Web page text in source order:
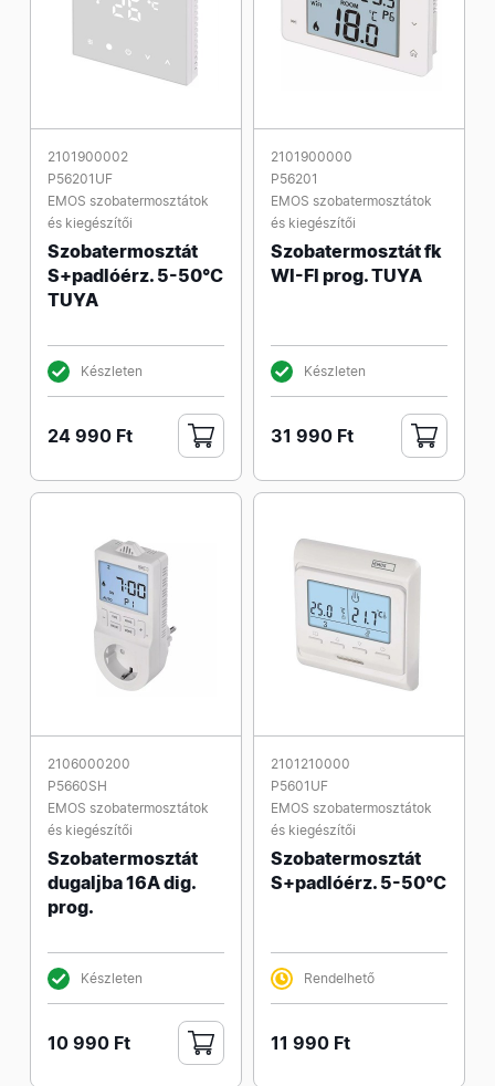
2101900002
P56201UF
EMOS szobatermosztátok
és kiegészítői
Szobatermosztát
S+padlóérz. 5-50°C
TUYA
Készleten
24 990 Ft
2101900000
P56201
EMOS szobatermosztátok
és kiegészítői
Szobatermosztát fk
WI-FI prog. TUYA
Készleten
31 990 Ft
2106000200
P5660SH
EMOS szobatermosztátok
és kiegészítői
Szobatermosztát
dugaljba 16A dig.
prog.
Készleten
10 990 Ft
2101210000
P5601UF
EMOS szobatermosztátok
és kiegészítői
Szobatermosztát
S+padlóérz. 5-50°C
Rendelhető
11 990 Ft